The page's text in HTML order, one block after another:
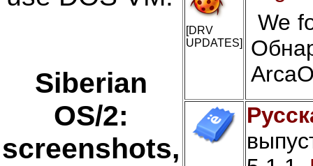
Siberian
OS/2:
screenshots,
[DRV
UPDATES]
We